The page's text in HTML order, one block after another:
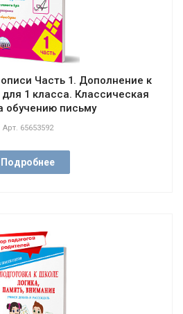
Часть 1. Дополнение к
1 класса. Классическая
обучению письму
Арт. 65653592
Подробнее